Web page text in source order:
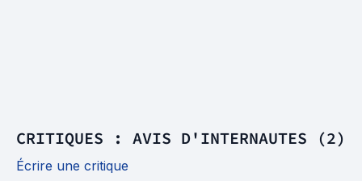
CRITIQUES : AVIS D'INTERNAUTES (2)
Écrire une critique